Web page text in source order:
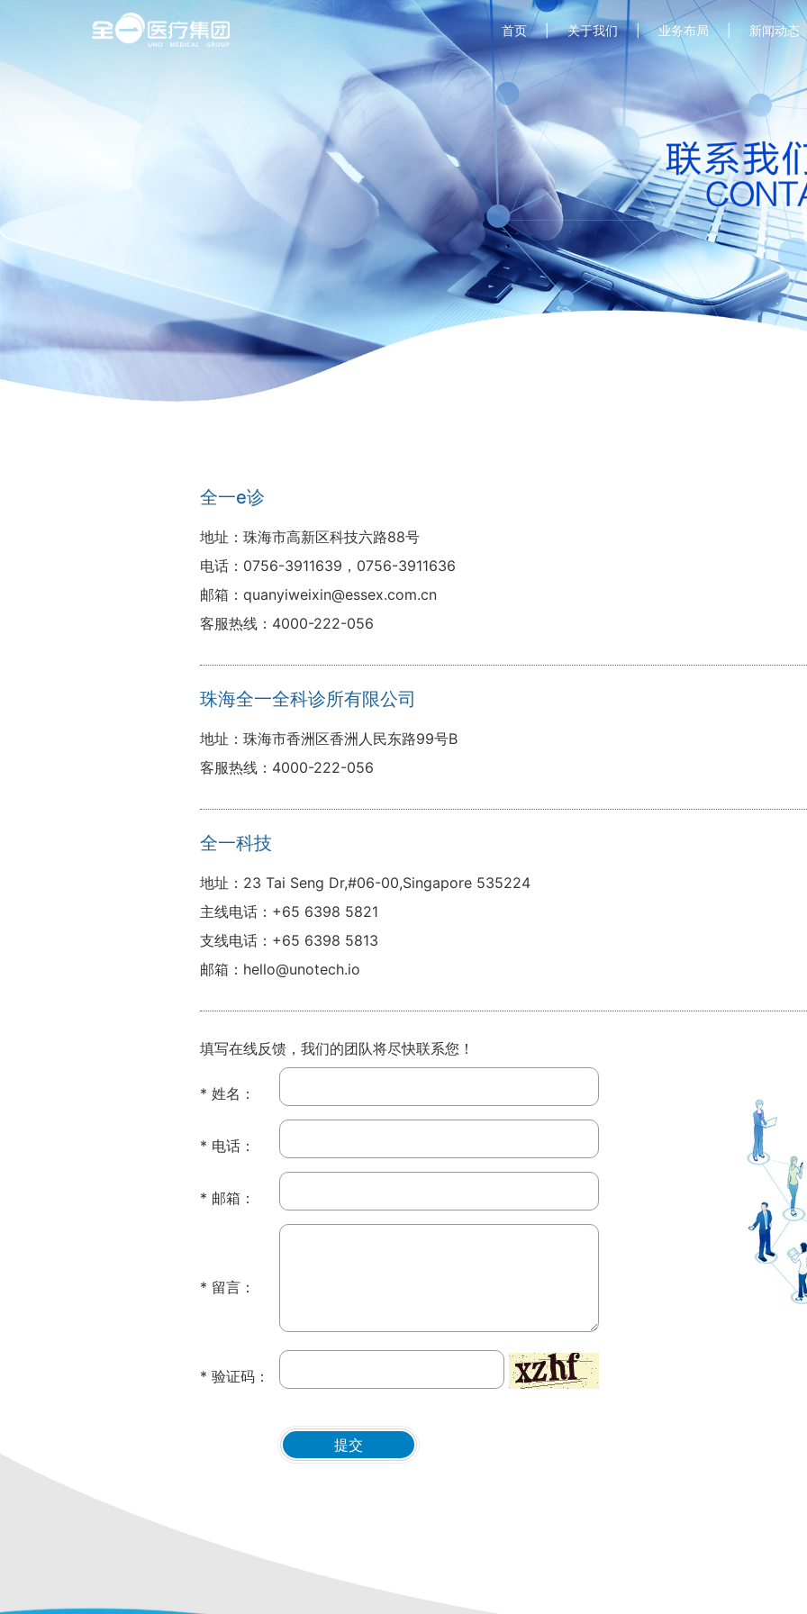
首页 关于我们 业务布局 新闻动态
全一e诊
地址：珠海市高新区科技六路88号
电话：0756-3911639，0756-3911636
邮箱：quanyiweixin@essex.com.cn
客服热线：4000-222-056
珠海全一全科诊所有限公司
地址：珠海市香洲区香洲人民东路99号B
客服热线：4000-222-056
全一科技
地址：23 Tai Seng Dr,#06-00,Singapore 535224
主线电话：+65 6398 5821
支线电话：+65 6398 5813
邮箱：hello@unotech.io
填写在线反馈，我们的团队将尽快联系您！
* 姓名：
* 电话：
* 邮箱：
* 留言：
* 验证码：